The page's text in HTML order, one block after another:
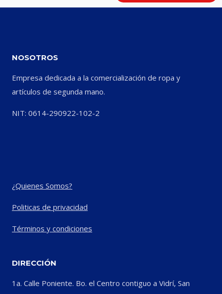
NOSOTROS
Empresa dedicada a la comercialización de ropa y
artículos de segunda mano.
NIT: 0614-290922-102-2
¿Quienes Somos?
Politicas de privacidad
Términos y condiciones
DIRECCIÓN
1a. Calle Poniente. Bo. el Centro contiguo a Vidrí, San